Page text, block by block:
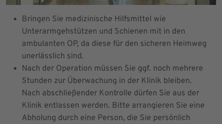
Bringen Sie medizinische Hilfsmittel wie
Unterarmgehstützen und Schienen mit in den
ambulanten OP, da diese für den sicheren Heimweg
unerlässlich sind.
Nach der Operation müssen Sie ggf. noch mehrere
Stunden zur Überwachung in der Klinik bleiben.
Nach abschließender Kontrolle dürfen Sie aus der
Klinik entlassen werden. Bitte arrangieren Sie eine
Abholung durch eine Person, die Sie persönlich